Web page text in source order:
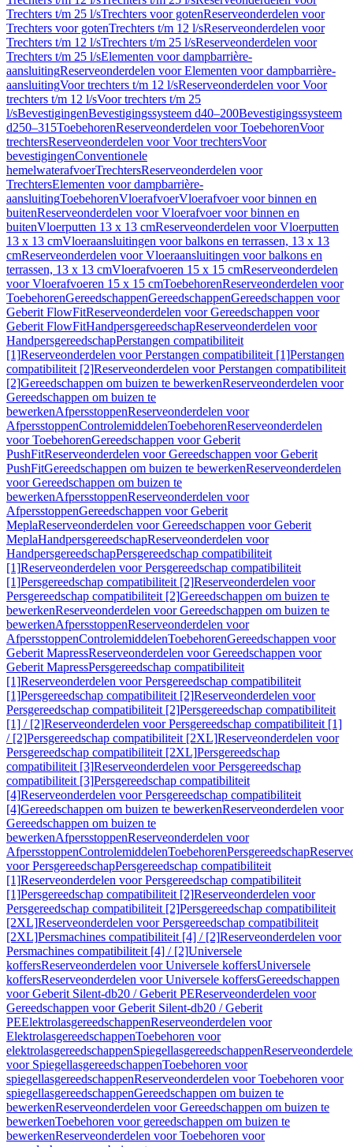
Trechters t/m 25 l/sTrechters voor gotenReserveonderdelen voor
Trechters voor gotenTrechters t/m 12 l/sReserveonderdelen voor
Trechters t/m 12 l/sTrechters t/m 25 l/sReserveonderdelen voor
Trechters t/m 25 l/sElementen voor dampbarrière-
aansluitingReserveonderdelen voor Elementen voor dampbarrière-
aansluitingVoor trechters t/m 12 l/sReserveonderdelen voor Voor
trechters t/m 12 l/sVoor trechters t/m 25
l/sBevestigingenBevestigingssysteem d40–200Bevestigingssysteem
d250–315ToebehorenReserveonderdelen voor ToebehorenVoor
trechtersReserveonderdelen voor Voor trechtersVoor
bevestigingenConventionele
hemelwaterafvoerTrechtersReserveonderdelen voor
TrechtersElementen voor dampbarrière-
aansluitingToebehorenVloerafvoerVloerafvoer voor binnen en
buitenReserveonderdelen voor Vloerafvoer voor binnen en
buitenVloerputten 13 x 13 cmReserveonderdelen voor Vloerputten
13 x 13 cmVloeraansluitingen voor balkons en terrassen, 13 x 13
cmReserveonderdelen voor Vloeraansluitingen voor balkons en
terrassen, 13 x 13 cmVloerafvoeren 15 x 15 cmReserveonderdelen
voor Vloerafvoeren 15 x 15 cmToebehorenReserveonderdelen voor
ToebehorenGereedschappenGereedschappenGereedschappen voor
Geberit FlowFitReserveonderdelen voor Gereedschappen voor
Geberit FlowFitHandpersgereedschapReserveonderdelen voor
HandpersgereedschapPerstangen compatibiliteit
[1]Reserveonderdelen voor Perstangen compatibiliteit [1]Perstangen
compatibiliteit [2]Reserveonderdelen voor Perstangen compatibiliteit
[2]Gereedschappen om buizen te bewerkenReserveonderdelen voor
Gereedschappen om buizen te
bewerkenAfpersstoppenReserveonderdelen voor
AfpersstoppenControlemiddelenToebehorenReserveonderdelen
voor ToebehorenGereedschappen voor Geberit
PushFitReserveonderdelen voor Gereedschappen voor Geberit
PushFitGereedschappen om buizen te bewerkenReserveonderdelen
voor Gereedschappen om buizen te
bewerkenAfpersstoppenReserveonderdelen voor
AfpersstoppenGereedschappen voor Geberit
MeplaReserveonderdelen voor Gereedschappen voor Geberit
MeplaHandpersgereedschapReserveonderdelen voor
HandpersgereedschapPersgereedschap compatibiliteit
[1]Reserveonderdelen voor Persgereedschap compatibiliteit
[1]Persgereedschap compatibiliteit [2]Reserveonderdelen voor
Persgereedschap compatibiliteit [2]Gereedschappen om buizen te
bewerkenReserveonderdelen voor Gereedschappen om buizen te
bewerkenAfpersstoppenReserveonderdelen voor
AfpersstoppenControlemiddelenToebehorenGereedschappen voor
Geberit MapressReserveonderdelen voor Gereedschappen voor
Geberit MapressPersgereedschap compatibiliteit
[1]Reserveonderdelen voor Persgereedschap compatibiliteit
[1]Persgereedschap compatibiliteit [2]Reserveonderdelen voor
Persgereedschap compatibiliteit [2]Persgereedschap compatibiliteit
[1] / [2]Reserveonderdelen voor Persgereedschap compatibiliteit [1]
/ [2]Persgereedschap compatibiliteit [2XL]Reserveonderdelen voor
Persgereedschap compatibiliteit [2XL]Persgereedschap
compatibiliteit [3]Reserveonderdelen voor Persgereedschap
compatibiliteit [3]Persgereedschap compatibiliteit
[4]Reserveonderdelen voor Persgereedschap compatibiliteit
[4]Gereedschappen om buizen te bewerkenReserveonderdelen voor
Gereedschappen om buizen te
bewerkenAfpersstoppenReserveonderdelen voor
AfpersstoppenControlemiddelenToebehorenPersgereedschap
voor PersgereedschapPersgereedschap compatibiliteit
[1]Reserveonderdelen voor Persgereedschap compatibiliteit
[1]Persgereedschap compatibiliteit [2]Reserveonderdelen voor
Persgereedschap compatibiliteit [2]Persgereedschap compatibiliteit
[2XL]Reserveonderdelen voor Persgereedschap compatibiliteit
[2XL]Persmachines compatibiliteit [4] / [2]Reserveonderdelen voor
Persmachines compatibiliteit [4] / [2]Universele
koffersReserveonderdelen voor Universele koffersUniversele
koffersReserveonderdelen voor Universele koffersGereedschappen
voor Geberit Silent-db20 / Geberit PEReserveonderdelen voor
Gereedschappen voor Geberit Silent-db20 / Geberit
PEElektrolasgereedschappenReserveonderdelen voor
ElektrolasgereedschappenToebehoren voor
elektrolasgereedschappenSpiegellasgereedschappen
voor SpiegellasgereedschappenToebehoren voor
spiegellasgereedschappenReserveonderdelen voor Toebehoren voor
spiegellasgereedschappenGereedschappen om buizen te
bewerkenReserveonderdelen voor Gereedschappen om buizen te
bewerkenToebehoren voor gereedschappen om buizen te
bewerkenReserveonderdelen voor Toebehoren voor